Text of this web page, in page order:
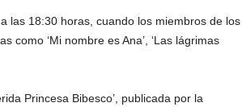
las 18:30 horas, cuando los miembros de los
como ‘Mi nombre es Ana’, ‘Las lágrimas
Princesa Bibesco’, publicada por la